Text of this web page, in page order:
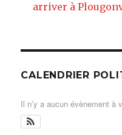
arriver à
CALENDRIER
Il n’y a aucun évènement à